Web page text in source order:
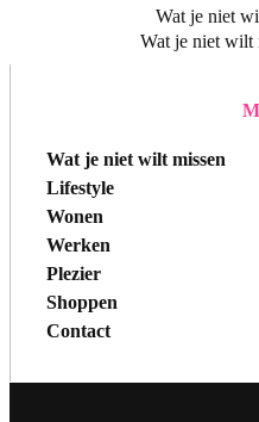
Wat je niet
Wat je niet wilt
Wat je niet wilt missen
Lifestyle
Wonen
Werken
Plezier
Shoppen
Contact